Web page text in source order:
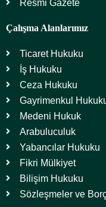
Resmi Gazete
Çalışma Alanlarımız
Ticaret Hukuku
İş Hukuku
Ceza Hukuku
Gayrimenkul
Medeni Hukuk
Arabuluculuk
Yabancılar Hukuku
Fikri Mülkiyet
Bilişim Hukuku
Sözleşmeler ve